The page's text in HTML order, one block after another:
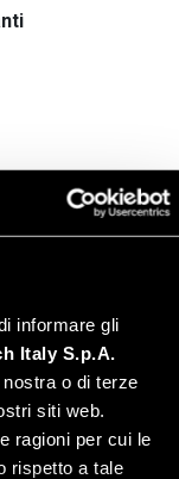
informare gli
Italy S.p.A.
o di terze
siti web.
ragioni per cui le
rispetto a tale